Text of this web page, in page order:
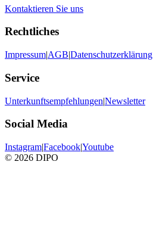
Kontaktieren Sie uns
Rechtliches
Impressum|AGB|Datenschutzerklärung
Service
Unterkunftsempfehlungen|Newsletter
Social Media
Instagram|Facebook|Youtube
© 2026 DIPO